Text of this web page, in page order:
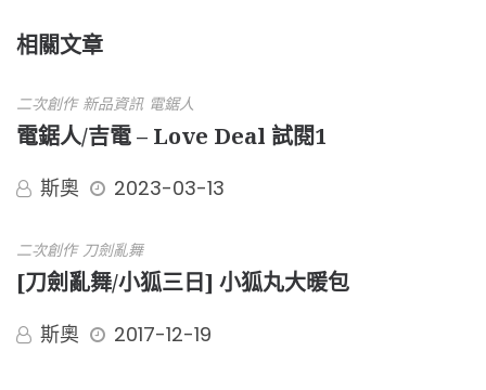
相關文章
二次創作 新品資訊 電鋸人
電鋸人/吉電 – Love Deal 試閱1
斯奧 2023-03-13
二次創作 刀劍亂舞
[刀劍亂舞/小狐三日] 小狐丸大暖包
斯奧 2017-12-19